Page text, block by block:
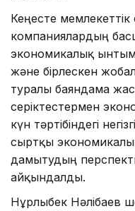
Кеңесте
компаниялардың
экономикалық
және бірлескен
туралы баяндама
серіктестермен
күн тәртібіндегі
сыртқы
дамытудың
айқындалды.
Нұрлыбек Нәлібаев